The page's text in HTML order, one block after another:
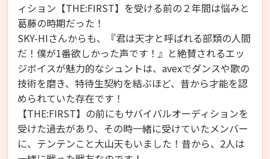
ィション【THE:FIRST】を受ける前の２年間は悩みと
葛藤の時期だった！
SKY-HIさんからも、『君は天才と呼ばれる部類の人間
だ！僕が1番欲しかった声です！』と絶賛されるエッ
ジボイスが魅力的なシュントは、avexでダンスや歌の
技術を磨き、特待生契約を結ぶほど、昔から才能を認
められていた存在です！
【THE:FIRST】の前にもサバイバルオーディションを
受けた過去があり、その時一緒に受けていたメンバー
に、テンテンこと大山天もいました！昔から、2人は